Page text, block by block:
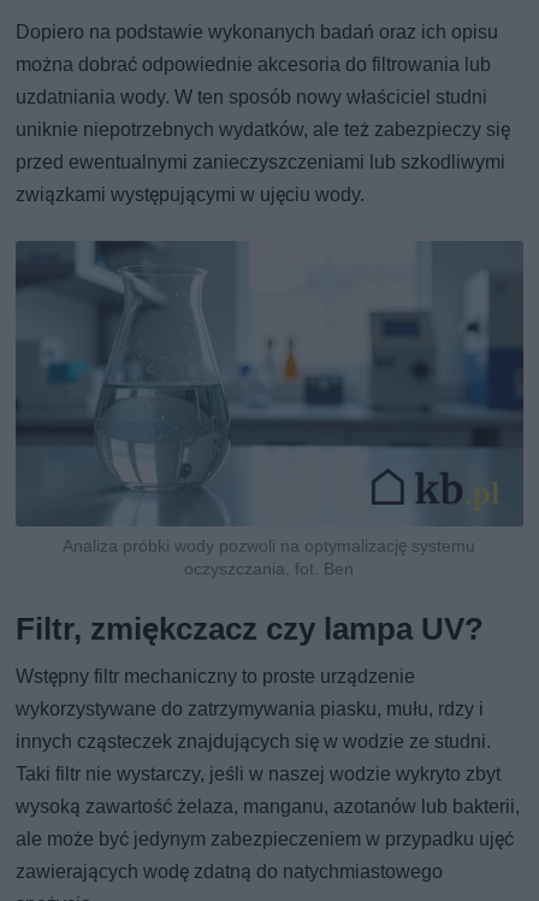
Dopiero na podstawie wykonanych badań oraz ich opisu
można dobrać odpowiednie akcesoria do filtrowania lub
uzdatniania wody. W ten sposób nowy właściciel studni
uniknie niepotrzebnych wydatków, ale też zabezpieczy się
przed ewentualnymi zanieczyszczeniami lub szkodliwymi
związkami występującymi w ujęciu wody.
Analiza próbki wody pozwoli na optymalizację systemu
oczyszczania, fot. Ben
Filtr, zmiękczacz czy lampa UV?
Wstępny filtr mechaniczny to proste urządzenie
wykorzystywane do zatrzymywania piasku, mułu, rdzy i
innych cząsteczek znajdujących się w wodzie ze studni.
Taki filtr nie wystarczy, jeśli w naszej wodzie wykryto zbyt
wysoką zawartość żelaza, manganu, azotanów lub bakterii,
ale może być jedynym zabezpieczeniem w przypadku ujęć
zawierających wodę zdatną do natychmiastowego